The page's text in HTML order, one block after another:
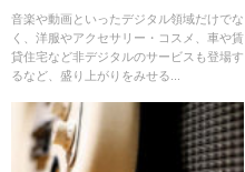
メリットも紹介
音楽や動画といったデジタル領域だけでな
く、洋服やアクセサリー・コスメ、車や賃
貸住宅など非デジタルのサービスも登場す
るなど、盛り上がりをみせる...